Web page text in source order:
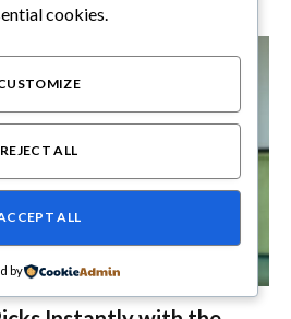
cookies.
REJECT ALL
ALL
by